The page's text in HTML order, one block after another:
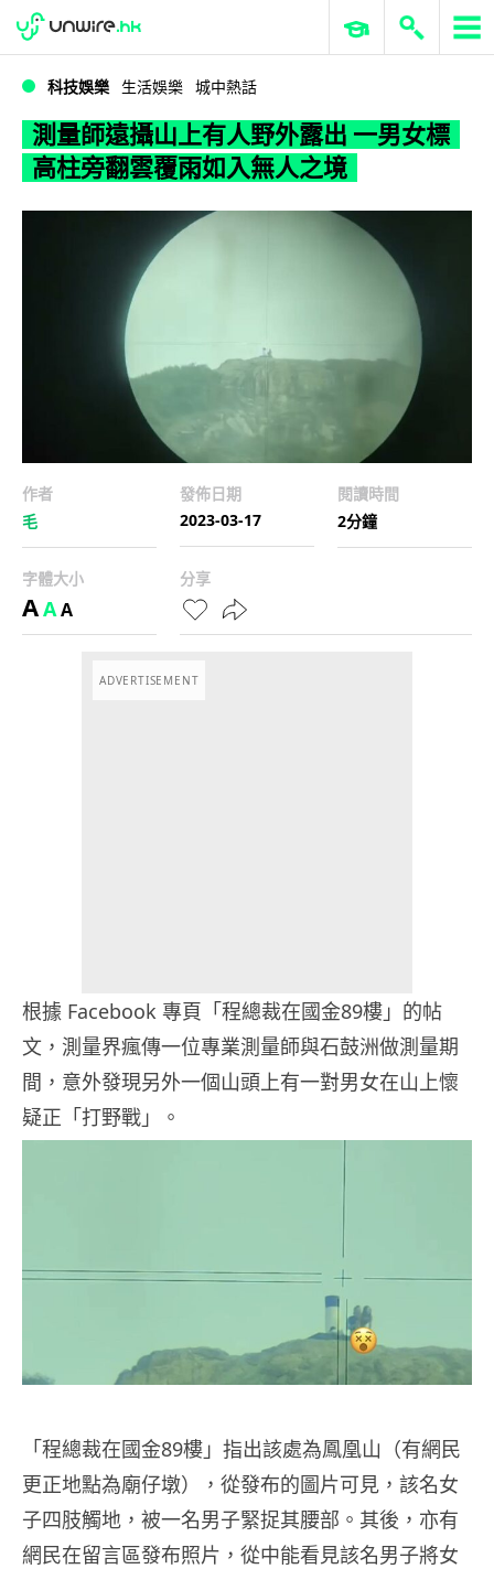
WWDC 2026 ERP 與商業 AI
科技娛樂 生活娛樂 城中熱話
測量師遠攝山上有人野外露出 一男女標
高柱旁翻雲覆雨如入無人之境
作者
毛
發佈日期
2023-03-17
閱讀時間
2分鐘
字體大小
AAA
分享
ADVERTISEMENT
根據 Facebook 專頁「程總裁在國金89樓」的帖
文，測量界瘋傳一位專業測量師與石鼓洲做測量期
間，意外發現另外一個山頭上有一對男女在山上懷
疑正「打野戰」。
「程總裁在國金89樓」指出該處為鳳凰山（有網民
更正地點為廟仔墩），從發布的圖片可見，該名女
子四肢觸地，被一名男子緊捉其腰部。其後，亦有
網民在留言區發布照片，從中能看見該名男子將女